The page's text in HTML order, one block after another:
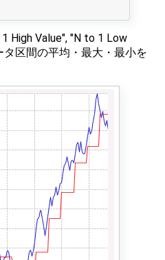
High Value", "N to 1 Low
区間の平均・最大・最小を